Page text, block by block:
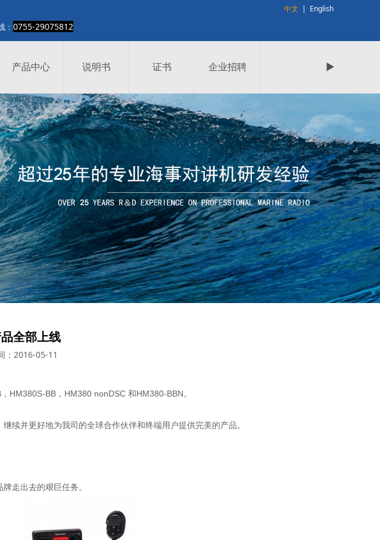
中文 | English
0755-29075812
产品中心 说明书 证书 企业招聘 ►
全部上线
：2016-05-11
HM380S-BB，HM380 nonDSC 和HM380-BBN。
续并更好地为我司的全球合作伙伴和终端用户提供完美的产品。
走出去的艰巨任务。